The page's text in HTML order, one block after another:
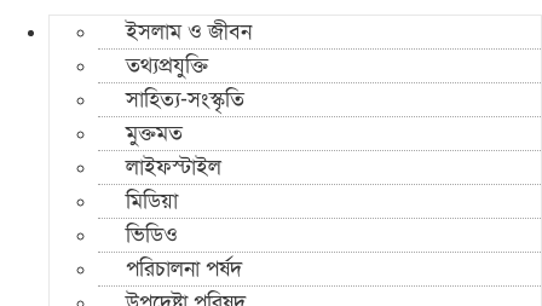
ইসলাম ও জীবন
তথ্যপ্রযুক্তি
সাহিত্য-সংস্কৃতি
মুক্তমত
লাইফস্টাইল
মিডিয়া
ভিডিও
পরিচালনা পর্ষদ